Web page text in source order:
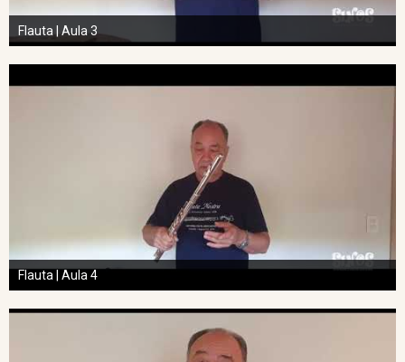
Flauta | Aula 3
Flauta | Aula 4